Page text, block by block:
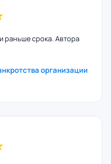
раньше срока. Автора
организации